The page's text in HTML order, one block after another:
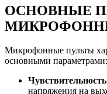
ОСНОВНЫЕ
Микрофонные пульты
основными параметрами:
напряжения на